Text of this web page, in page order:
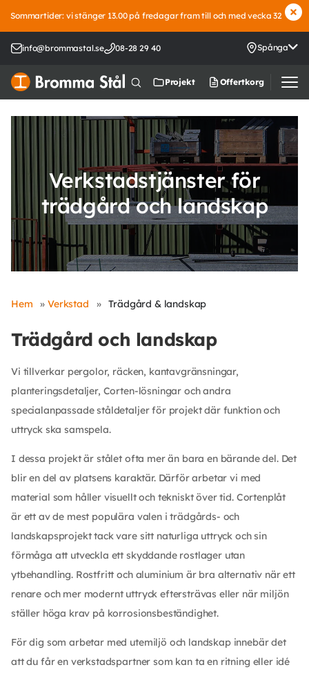
Sommartider: vi stänger 13.00 på fredagar fram till och med vecka 32
info@brommastal.se 08-28 29 40 Spånga
Projekt Offertkorg
Verkstadstjänster för
trädgård och landskap
Hem »Verkstad » Trädgård & landskap
Trädgård och landskap
Vi tillverkar pergolor, räcken, kantavgränsningar,
planteringsdetaljer, Corten-lösningar och andra
specialanpassade ståldetaljer för projekt där funktion och
uttryck ska samspela.
I dessa projekt är stålet ofta mer än bara en bärande del. Det
blir en del av platsens karaktär. Därför arbetar vi med
material som håller visuellt och tekniskt över tid. Cortenplåt
är ett av de mest populära valen i trädgårds- och
landskapsprojekt tack vare sitt naturliga uttryck och sin
förmåga att utveckla ett skyddande rostlager utan
ytbehandling. Rostfritt och aluminium är bra alternativ när ett
renare och mer modernt uttryck eftersträvas eller när miljön
ställer höga krav på korrosionsbeständighet.
För dig som arbetar med utemiljö och landskap innebär det
att du får en verkstadspartner som kan ta en ritning eller idé